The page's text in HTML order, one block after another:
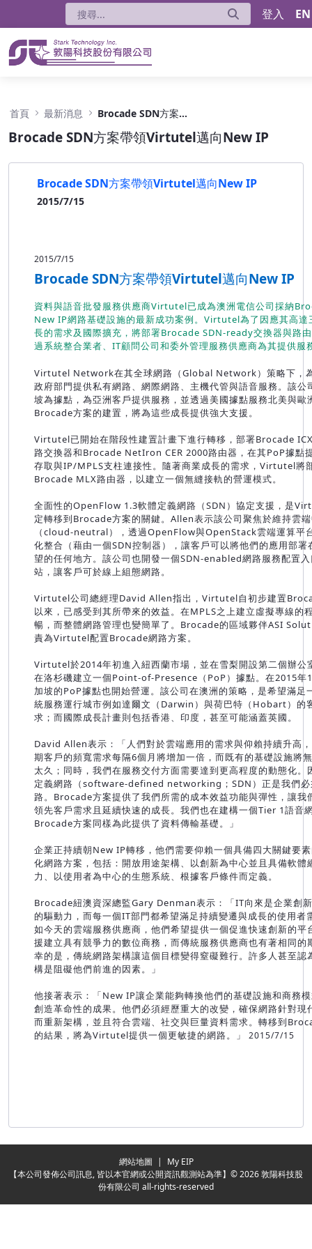
登入 EN
首頁 最新消息 Brocade SDN方案帶領Virtutel邁向New IP
Brocade SDN方案帶領Virtutel邁向New IP
Brocade SDN方案帶領Virtutel邁向New IP
2015/7/15
2015/7/15
Brocade SDN方案帶領Virtutel邁向New IP
資料與語音批發服務供應商Virtutel已成為澳洲電信公司採納
New IP網路基礎設施的最新成功案例。Virtutel為了因應其高達
長的需求及國際擴充，將部署Brocade SDN-ready交換器與路
過系統整合業者、IT顧問公司和委外管理服務供應商為其提供服
Virtutel Network在其全球網路（Global Network）策略下，
政府部門提供私有網路、網際網路、主機代管與語音服務。該公
坡為據點，為亞洲客戶提供服務，並透過美國據點服務北美與歐
Brocade方案的建置，將為這些成長提供強大支援。
Virtutel已開始在階段性建置計畫下進行轉移，部署Brocade
路交換器和Brocade NetIron CER 2000路由器，在其PoP據點
存取與IP/MPLS支柱連接性。隨著商業成長的需求，Virtutel將
Brocade MLX路由器，以建立一個無縫接軌的營運模式。
全面性的OpenFlow 1.3軟體定義網路（SDN）協定支援，是
定轉移到Brocade方案的關鍵。Allen表示該公司聚焦於維持雲
（cloud-neutral），透過OpenFlow與OpenStack雲端運算平
化整合（藉由一個SDN控制器），讓客戶可以將他們的應用部署
望的任何地方。該公司也開發一個SDN-enabled網路服務配置
站，讓客戶可於線上組態網路。
Virtutel公司總經理David Allen指出，Virtutel自初步建置
以來，已感受到其所帶來的效益。在MPLS之上建立虛擬專線的
暢，而整體網路管理也變簡單了。Brocade的區域夥伴ASI
責為Virtutel配置Brocade網路方案。
Virtutel於2014年初進入紐西蘭市場，並在雪梨開設第二個辦公
在洛杉磯建立一個Point-of-Presence（PoP）據點。在2015年
加坡的PoP據點也開始營運。該公司在澳洲的策略，是希望滿足
統服務運行城市例如達爾文（Darwin）與荷巴特（Hobart）的
求；而國際成長計畫則包括香港、印度，甚至可能涵蓋英國。
David Allen表示：「人們對於雲端應用的需求與仰賴持續升高
期客戶的頻寬需求每隔6個月將增加一倍，而既有的基礎設施將
太久；同時，我們在服務交付方面需要達到更高程度的動態化。
定義網路（software-defined networking；SDN）正是我們必
路。Brocade方案提供了我們所需的成本效益功能與彈性，讓我
領先客戶需求且延續快速的成長。我們也在建構一個Tier 1語音
Brocade方案同樣為此提供了資料傳輸基礎。」
企業正持續朝New IP轉移，他們需要仰賴一個具備四大關鍵要
化網路方案，包括：開放用途架構、以創新為中心並且具備軟體
力、以使用者為中心的生態系統、根據客戶條件而定義。
Brocade紐澳資深總監Gary Denman表示：「IT向來是企業創
的驅動力，而每一個IT部門都希望滿足持續變遷與成長的使用者
如今天的雲端服務供應商，他們希望提供一個促進快速創新的平
援建立具有競爭力的數位商務，而傳統服務供應商也有著相同的
幸的是，傳統網路架構讓這個目標變得窒礙難行。許多人甚至認
構是阻礙他們前進的因素。」
他接著表示：「New IP讓企業能夠轉換他們的基礎設施和商務
創造革命性的成果。他們必須經歷重大的改變，確保網路針對現
而重新架構，並且符合雲端、社交與巨量資料需求。轉移到
的結果，將為Virtutel提供一個更敏捷的網路。」 2015/7/15
網站地圖 |
My EIP
【本公司發佈公司訊息, 皆以本官網或公開資訊觀測站為準】© 2026 敦陽科技股
份有限公司 all-rights-reserved